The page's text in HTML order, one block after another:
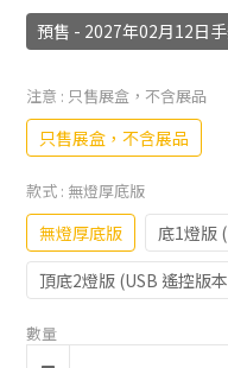
預售 - 2027年02月12日
注意 : 只售展盒，不含展品
只售展盒，不含展品
款式 : 無燈厚底版
無燈厚底版 底1燈版
頂底2燈版 (USB 遙控版
數量